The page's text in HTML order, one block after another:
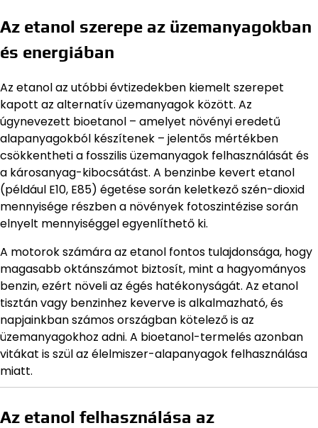
Az etanol szerepe az üzemanyagokban
és energiában
Az etanol az utóbbi évtizedekben kiemelt szerepet
kapott az alternatív üzemanyagok között. Az
úgynevezett bioetanol – amelyet növényi eredetű
alapanyagokból készítenek – jelentős mértékben
csökkentheti a fosszilis üzemanyagok felhasználását és
a károsanyag-kibocsátást. A benzinbe kevert etanol
(például E10, E85) égetése során keletkező szén-dioxid
mennyisége részben a növények fotoszintézise során
elnyelt mennyiséggel egyenlíthető ki.
A motorok számára az etanol fontos tulajdonsága, hogy
magasabb oktánszámot biztosít, mint a hagyományos
benzin, ezért növeli az égés hatékonyságát. Az etanol
tisztán vagy benzinhez keverve is alkalmazható, és
napjainkban számos országban kötelező is az
üzemanyagokhoz adni. A bioetanol-termelés azonban
vitákat is szül az élelmiszer-alapanyagok felhasználása
miatt.
Az etanol felhasználása az